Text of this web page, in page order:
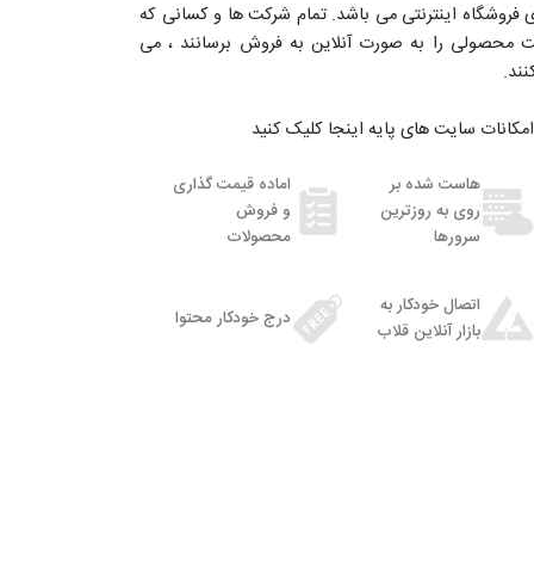
اینترنتی می باشد. تمام شرکت ها و کسانی که
محصولی را به صورت آنلاین به فروش برسانند ، می
سایت های پایه اینجا کلیک کنید
هاست شده بر
روی به روزترین
سرورها
اماده قیمت گذاری
و فروش
محصولات
اتصال خودکار به
بازار آنلاین قلاب
درج خودکار محتوا